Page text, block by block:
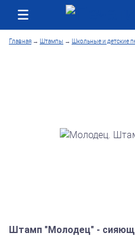
Главная → Штампы → Школьные и детские
Штамп "Молодец" -